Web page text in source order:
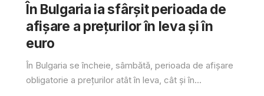
În Bulgaria ia sfârşit perioada de
afișare a prețurilor în ​​leva și în
euro
În Bulgaria se încheie, sâmbătă, perioada de afișare
obligatorie a prețurilor atât în ​​leva, cât și în...